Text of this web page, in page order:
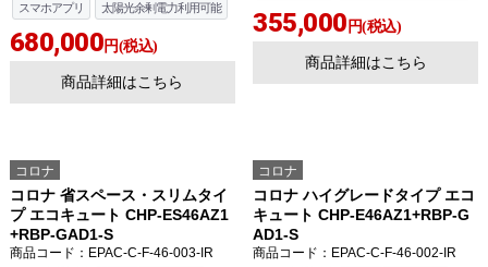
スマホアプリ 太陽光余剰電力利用可能
680,000円(税込)
商品詳細はこちら
355,000 円(税込)
商品詳細はこちら
コロナ
コロナ 省スペース・スリムタイ
プ エコキュート CHP-ES46AZ1
+RBP-GAD1-S
商品コード ：EPAC-C-F-46-003-IR
コロナ
コロナ ハイグレードタイプ エコ
キュート CHP-E46AZ1+RBP-G
AD1-S
商品コード ：EPAC-C-F-46-002-IR